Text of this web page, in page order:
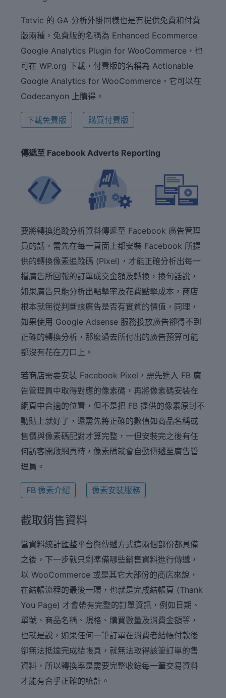
Tatvic 的 GA 分析外掛同樣也是有提供免費和付費
版兩種，免費版的名稱為 Enhanced Ecommerce
Google Analytics Plugin for WooCommerce，也
可在 WP.org 下載，付費版的名稱為 Actionable
Google Analytics for WooCommerce，它可以在
Codecanyon 上購得。
下載免費版 購買付費版
傳遞至 Facebook Adverts Reporting
要將轉換追蹤分析資料傳遞至 Facebook 廣告管理
員的話，需先在每一頁面上都安裝 Facebook 所提
供的轉換像素追蹤碼 (Pixel)，才能正確分析出每一
檔廣告所回報的訂單成交金額及轉換，換句話說，
如果廣告只能分析出點擊率及花費點擊成本，商店
根本就無從判斷該廣告是否有實質的價值，同理，
如果使用 Google Adsense 服務投放廣告卻得不到
正確的轉換分析，那麼過去所付出的廣告預算可能
都沒有花在刀口上。
若商店需要安裝 Facebook Pixel，需先進入 FB 廣
告管理員中取得對應的像素碼，再將像素碼安裝在
網頁中合適的位置，但不是把 FB 提供的像素原封不
動貼上就好了，還需先將正確的數值如商品名稱或
售價與像素碼配對才算完整，一但安裝完之後有任
何訪客開啟網頁時，像素碼就會自動傳遞至廣告管
理員。
FB 像素介紹 像素安裝服務
截取銷售資料
當資料統計匯整平台與傳遞方式這兩個部份都具備
之後，下一步就只剩凖備哪些銷售資料進行傳遞，
以 WooCommerce 或是其它大部份的商店來說，
在結帳流程的最後一環，也就是完成結帳頁 (Thank
You Page) 才會帶有完整的訂單資訊，例如日期、
單號、商品名稱、規格、購買數量及消費金額等，
也就是說，如果任何一筆訂單在消費者結帳付款後
卻無法抵達完成結帳頁，就無法取得該筆訂單的售
資料，所以轉換率是需要完整收錄每一筆交易資料
才能有合乎正確的統計。